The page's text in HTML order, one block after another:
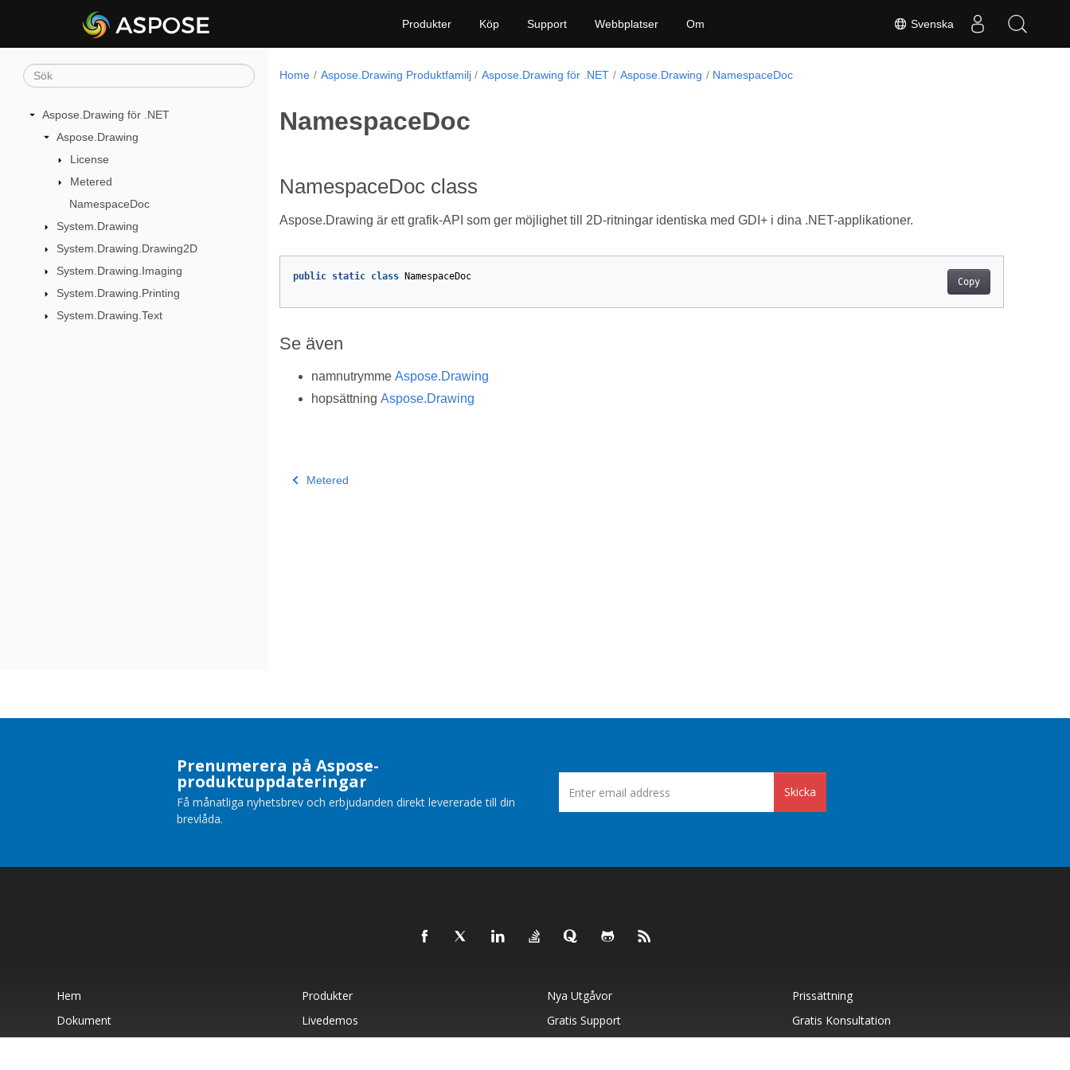
Svenska
Produkter Köp Support Webbplatser Om
Aspose.Drawing för .NET
Aspose.Drawing
License
Metered
NamespaceDoc
System.Drawing
System.Drawing.Drawing2D
System.Drawing.Imaging
System.Drawing.Printing
System.Drawing.Text
Home Aspose.Drawing Produktfamilj Aspose.Drawing för .NET Aspose.Drawing NamespaceDoc
NamespaceDoc
NamespaceDoc class
Aspose.Drawing är ett grafik-API som ger möjlighet till 2D-ritningar identiska med GDI+ i dina .NET-applikationer.
Copy
public static class NamespaceDoc
Se även
namnutrymme Aspose.Drawing
hopsättning Aspose.Drawing
Metered
Prenumerera på Aspose-
produktuppdateringar
Få månatliga nyhetsbrev och erbjudanden direkt levererade till din
brevlåda.
Skicka
Hem Produkter Nya Utgåvor
Prissättning
Dokument
Livedemos Gratis Support
Gratis Konsultation